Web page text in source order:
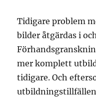
Tidigare problem
bilder åtgärdas i
mer komplett
tidigare. Och